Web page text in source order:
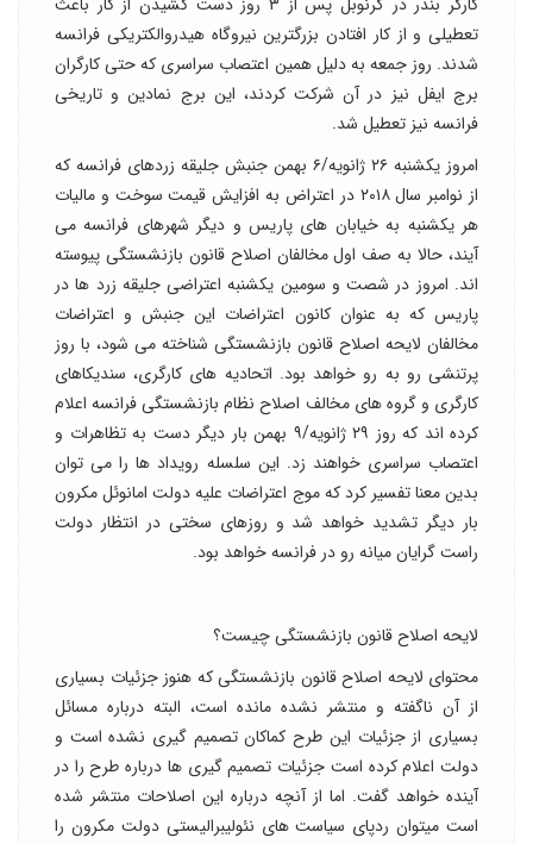
تعطیلی و از کار افتادن بزرگترین نیروگاه هیدروالکتریکی فرانسه
شدند. روز جمعه به دلیل همین اعتصاب سراسری که حتی کارگران
برج ایفل نیز در آن شرکت کردند، این برج نمادین و تاریخی
فرانسه نیز تعطیل شد.
امروز یکشنبه ۲۶ ژانویه/۶ بهمن جنبش جلیقه زردهای فرانسه که
از نوامبر سال ۲۰۱۸ در اعتراض به افزایش قیمت سوخت و مالیات
هر یکشنبه به خیابان های پاریس و دیگر شهرهای فرانسه می
آیند، حالا به صف اول مخالفان اصلاح قانون بازنشستگی پیوسته
اند. امروز در شصت و سومین یکشنبه اعتراضی جلیقه زرد ها در
پاریس که به عنوان کانون اعتراضات این جنبش و اعتراضات
مخالفان لایحه اصلاح قانون بازنشستگی شناخته می شود، با روز
پرتنشی رو به رو خواهد بود. اتحادیه های کارگری، سندیکاهای
کارگری و گروه های مخالف اصلاح نظام بازنشستگی فرانسه اعلام
کرده اند که روز ۲۹ ژانویه/۹ بهمن بار دیگر دست به تظاهرات و
اعتصاب سراسری خواهند زد. این سلسله رویداد ها را می توان
بدین معنا تفسیر کرد که موج اعتراضات علیه دولت امانوئل مکرون
بار دیگر تشدید خواهد شد و روزهای سختی در انتظار دولت
راست گرایان میانه رو در فرانسه خواهد بود.
لایحه اصلاح قانون بازنشستگی چیست؟
محتوای لایحه اصلاح قانون بازنشستگی که هنوز جزئیات بسیاری
از آن ناگفته و منتشر نشده مانده است، البته درباره مسائل
بسیاری از جزئیات این طرح کماکان تصمیم گیری نشده است و
دولت اعلام کرده است جزئیات تصمیم گیری ها درباره طرح را در
آینده خواهد گفت. اما از آنچه درباره این اصلاحات منتشر شده
است میتوان ردپای سیاست های نئولیبرالیستی دولت مکرون را